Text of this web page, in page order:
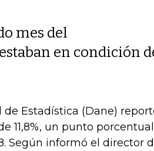
mes del
en condición
Estadística (Dane)
11,8%, un punto porcentual
Según informó el director